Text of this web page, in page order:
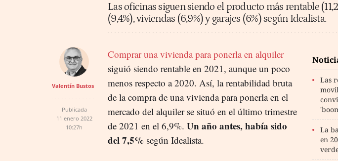
Las oficinas siguen siendo el producto más rentable
(9,4%), viviendas (6,9%) y garajes (6%) según Idealista.
Valentín Bustos
Publicada
11 enero 2022
10:27h
Las
La
en
Comprar una vivienda para ponerla en alquiler
siguió siendo rentable en 2021, aunque un poco
menos respecto a 2020. Así, la rentabilidad bruta
de la compra de una vivienda para ponerla en el
mercado del alquiler se situó en el último trimestre
de 2021 en el 6,9%. Un año antes, había sido
del 7,5% según Idealista.